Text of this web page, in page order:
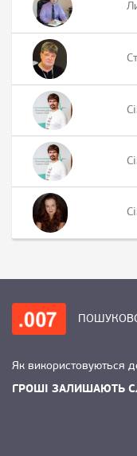
Як використовуються
ГРОШІ ЗАЛИШАЮТЬ